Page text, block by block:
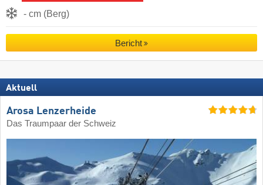
- cm (Berg)
Bericht
Aktuell
Arosa Lenzerheide
Das Traumpaar der Schweiz